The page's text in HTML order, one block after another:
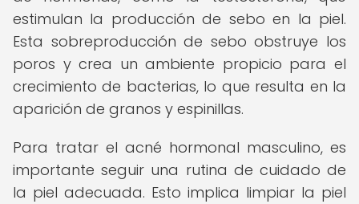
estimulan la producción de sebo en la piel.
Esta sobreproducción de sebo obstruye los
poros y crea un ambiente propicio para el
crecimiento de bacterias, lo que resulta en la
aparición de granos y espinillas.
Para tratar el acné hormonal masculino, es
importante seguir una rutina de cuidado de
la piel adecuada. Esto implica limpiar la piel